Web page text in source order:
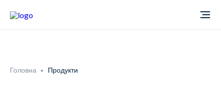
Новини
Головна Продукти